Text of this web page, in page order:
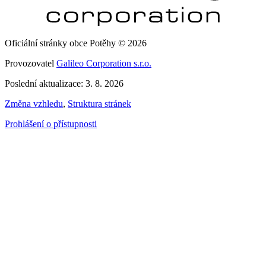
Oficiální stránky obce Potěhy © 2026
Provozovatel Galileo Corporation s.r.o.
Poslední aktualizace: 3. 8. 2026
Změna vzhledu, Struktura stránek
Prohlášení o přístupnosti